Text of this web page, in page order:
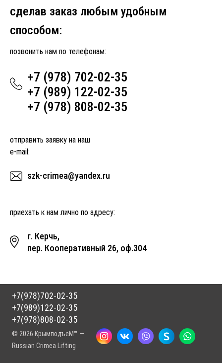
сделав заказ любым удобным
способом:
позвонить нам по телефонам:
+7 (978) 702-02-35
+7 (989) 122-02-35
+7 (978) 808-02-35
отправить заявку на наш
e-mail:
szk-crimea@yandex.ru
приехать к нам лично по адресу:
г. Керчь,
пер. Кооперативный 26, оф.304
+7(978)702-02-35
+7(989)122-02-35
+7(978)808-02-35
© 2026 КрымподъёМ™ —
Russian Crimea Lifting